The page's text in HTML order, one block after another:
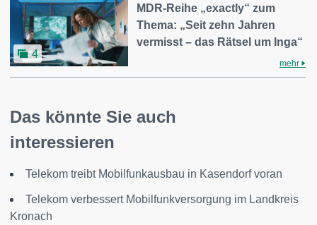
4
MDR-Reihe „exactly“ zum
Thema: „Seit zehn Jahren
vermisst – das Rätsel um Inga“
mehr
Das könnte Sie auch
interessieren
Telekom treibt Mobilfunkausbau in Kasendorf voran
Telekom verbessert Mobilfunkversorgung im Landkreis
Kronach